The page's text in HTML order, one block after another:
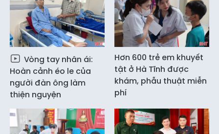
Vòng tay nhân ái:
Hoàn cảnh éo le của
người đàn ông làm
thiện nguyện
Hơn 600 trẻ em khuyết
tật ở Hà Tĩnh được
khám, phẫu thuật miễn
phí